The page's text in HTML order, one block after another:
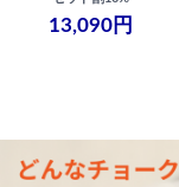
13,090円